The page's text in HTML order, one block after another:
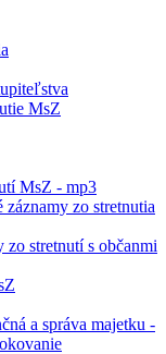
MsZ
MsZ - mp3
zo stretnutia
zo stretnutí s občanmi
a správa majetku -